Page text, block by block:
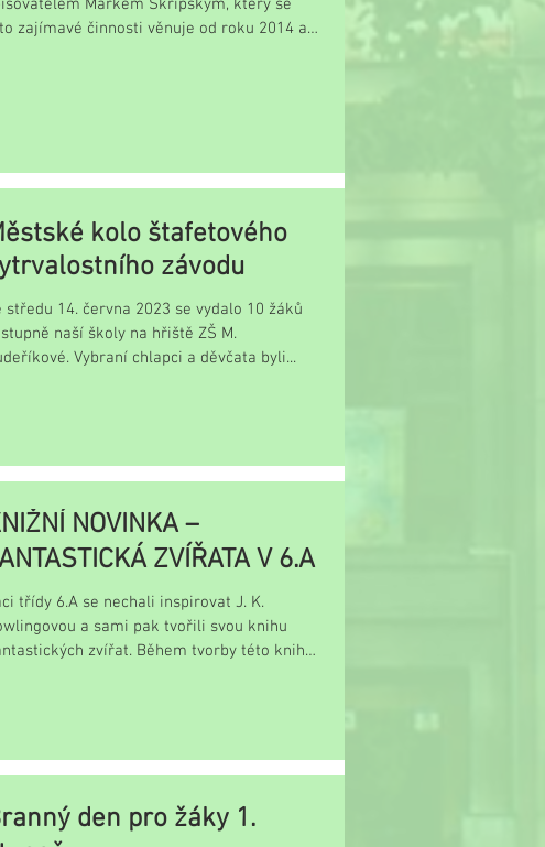
Markem Skřipským, který se
zajímavé činnosti věnuje od roku 2014 a
kolo štafetového
závodu
středu 14. června 2023 se vydalo 10 žáků
stupně naší školy na hřiště ZŠ M.
Vybraní chlapci a děvčata byli...
NOVINKA –
ZVÍŘATA V 6.A
třídy 6.A se nechali inspirovat J. K.
a sami pak tvořili svou knihu
zvířat. Během tvorby této knihy
den pro žáky 1.